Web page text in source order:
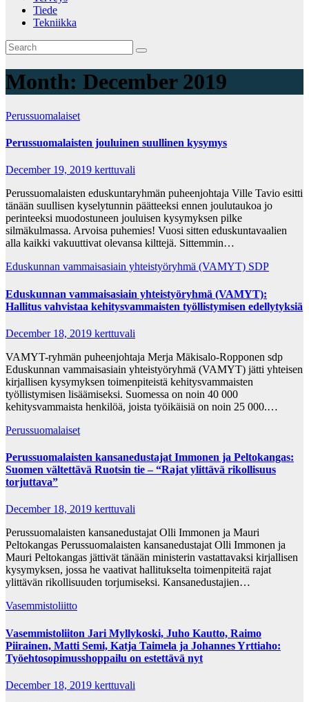
Tiede
Tekniikka
Month: December 2019
Perussuomalaiset
Perussuomalaisten jouluinen suullinen kysymys
December 19, 2019 kerttuvali
Perussuomalaisten eduskuntaryhmän puheenjohtaja Ville Tavio esitti
tänään suullisen kyselytunnin päätteeksi ennen joulutaukoa jo
perinteeksi muodostuneen jouluisen kysymyksen pilke
silmäkulmassa. Arvoisa puhemies! Vuosi sitten eduskuntavaalien
alla kaikki vakuuttivat olevansa kilttejä. Sittemmin…
Eduskunnan vammaisasiain yhteistyöryhmä (VAMYT) SDP
Eduskunnan vammaisasiain yhteistyöryhmä (VAMYT):
Hallitus vahvistaa kehitysvammaisten työllistymisen edellytyksiä
December 18, 2019 kerttuvali
VAMYT-ryhmän puheenjohtaja Merja Mäkisalo-Ropponen sdp
Eduskunnan vammaisasiain yhteistyöryhmä (VAMYT) jätti yhteisen
kirjallisen kysymyksen toimenpiteistä kehitysvammaisten
työllistymisen lisäämiseksi. Suomessa on noin 40 000
kehitysvammaista henkilöä, joista työikäisiä on noin 25 000.…
Perussuomalaiset
Perussuomalaisten kansanedustajat Immonen ja Peltokangas:
Suomen vältettävä Ruotsin tie – “Rajat ylittävä rikollisuus
torjuttava”
December 18, 2019 kerttuvali
Perussuomalaisten kansanedustajat Olli Immonen ja Mauri
Peltokangas Perussuomalaisten kansanedustajat Olli Immonen ja
Mauri Peltokangas jättivät tänään ministerin vastattavaksi kirjallisen
kysymyksen, jossa he vaativat hallitukselta toimenpiteitä rajat
ylittävän rikollisuuden torjumiseksi. Kansanedustajien…
Vasemmistoliitto
Vasemmistoliiton Jari Myllykoski, Juho Kautto, Raimo
Piirainen, Matti Semi, Katja Taimela ja Johannes Yrttiaho:
Työehtosopimusshoppailu on estettävä nyt
December 18, 2019 kerttuvali